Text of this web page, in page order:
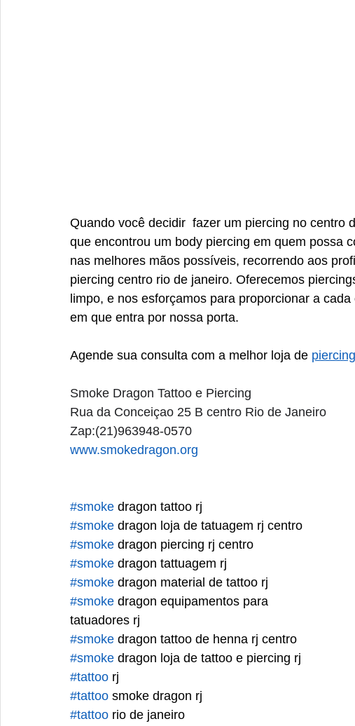
Quando você decidir  fazer um piercing no centro
que encontrou um body piercing em quem possa
nas melhores mãos possíveis, recorrendo aos
piercing centro rio de janeiro. Oferecemos
limpo, e nos esforçamos para proporcionar a
em que entra por nossa porta.
Agende sua consulta com a melhor loja de
Smoke Dragon Tattoo e Piercing
Rua da Conceiçao 25 B centro Rio de Janeiro
Zap:(21)963948-0570
www.smokedragon.org
#smoke dragon tattoo rj
#smoke dragon loja de tatuagem rj centro
#smoke dragon piercing rj centro
#smoke dragon tattuagem rj
#smoke dragon material de tattoo rj
#smoke dragon equipamentos para
tatuadores rj
#smoke dragon tattoo de henna rj centro
#smoke dragon loja de tattoo e piercing rj
#tattoo rj
#tattoo smoke dragon rj
#tattoo rio de janeiro